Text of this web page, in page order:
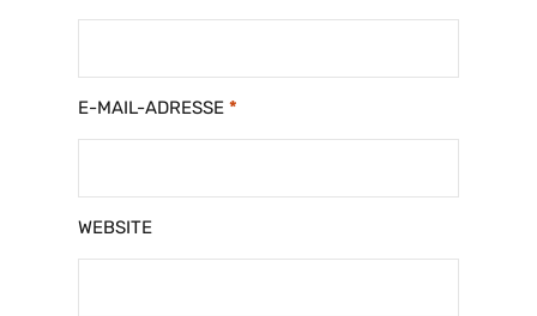
E-MAIL-ADRESSE *
WEBSITE